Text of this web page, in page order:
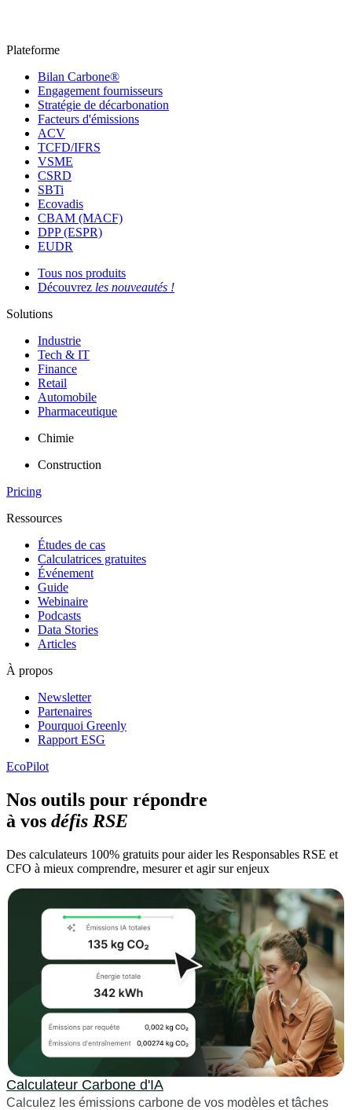
Plateforme
Bilan Carbone®
Engagement fournisseurs
Stratégie de décarbonation
Facteurs d'émissions
ACV
TCFD/IFRS
VSME
CSRD
SBTi
Ecovadis
CBAM (MACF)
DPP (ESPR)
EUDR
Tous nos produits
Découvrez les nouveautés !
Solutions
Industrie
Tech & IT
Finance
Retail
Automobile
Pharmaceutique
Chimie
Construction
Pricing
Ressources
Études de cas
Calculatrices gratuites
Événement
Guide
Webinaire
Podcasts
Data Stories
Articles
À propos
Newsletter
Partenaires
Pourquoi Greenly
Rapport ESG
EcoPilot
Nos outils pour répondre
à vos défis RSE
Des calculateurs 100% gratuits pour aider les Responsables RSE et
CFO à mieux comprendre, mesurer et agir sur enjeux
Calculateur Carbone d'IA
Calculez les émissions carbone de vos modèles et tâches